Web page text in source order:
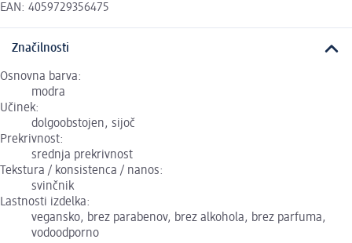
EAN: 4059729356475
Značilnosti
Osnovna barva:
modra
Učinek:
dolgoobstojen, sijoč
Prekrivnost:
srednja prekrivnost
Tekstura / konsistenca / nanos:
svinčnik
Lastnosti izdelka:
vegansko, brez parabenov, brez alkohola, brez parfuma,
vodoodporno